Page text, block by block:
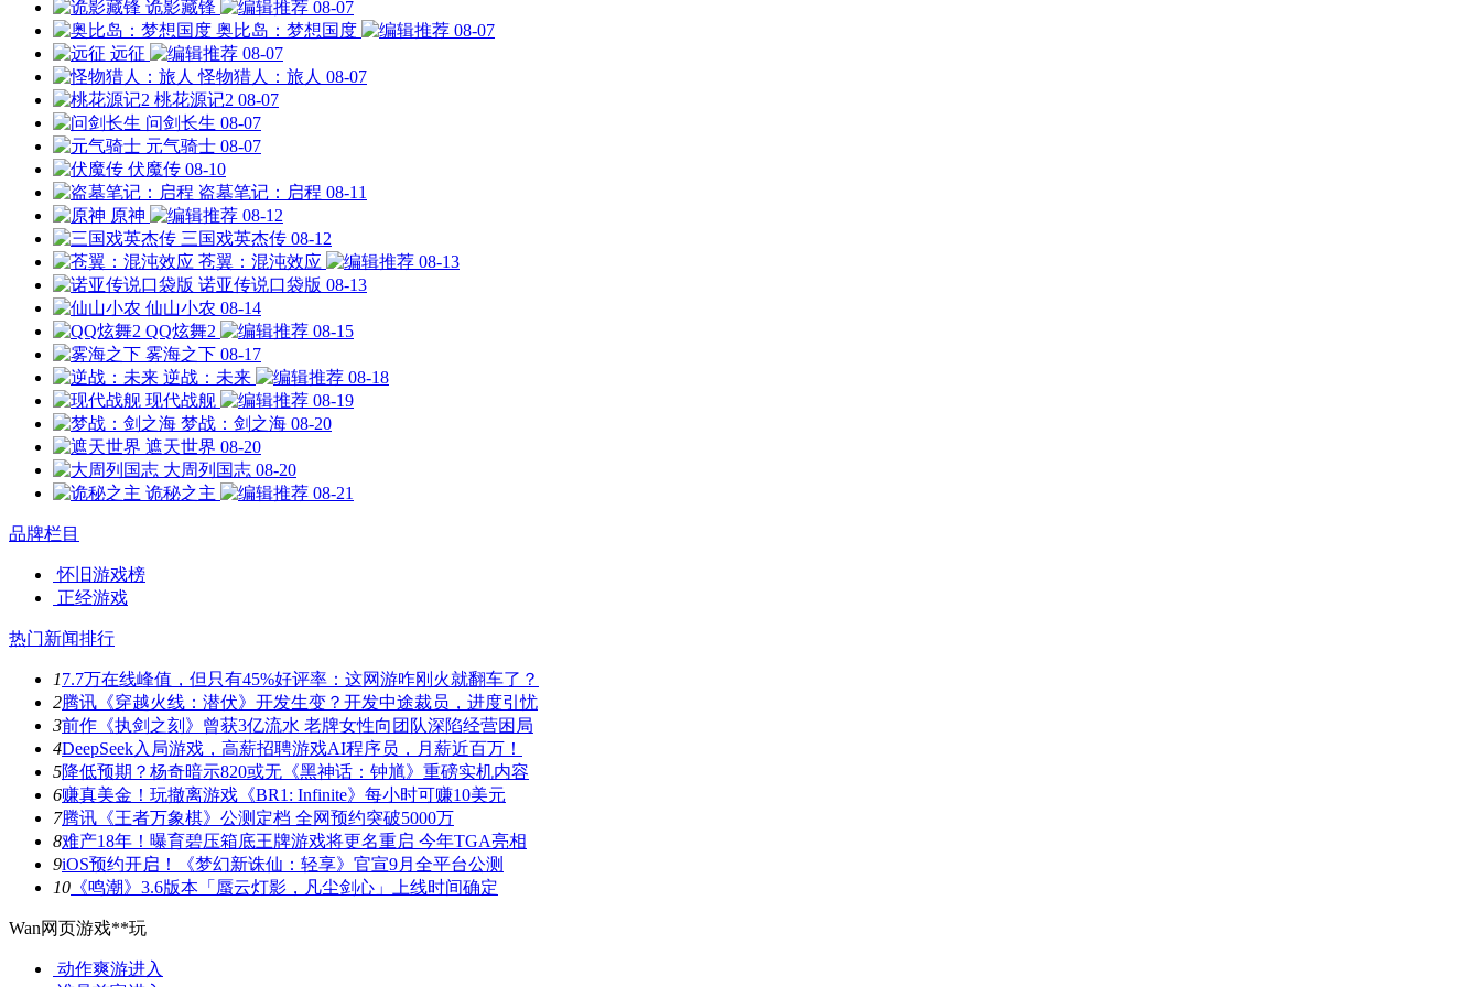
诡影藏锋
08-07
奥比岛：梦想国度
08-07
远征
08-07
怪物猎人：旅人 08-07
桃花源记2 08-07
问剑长生 08-07
元气骑士 08-07
伏魔传 08-10
盗墓笔记：启程 08-11
原神
08-12
三国戏英杰传 08-12
苍翼：混沌效应
08-13
诺亚传说口袋版 08-13
仙山小农 08-14
QQ炫舞2
08-15
雾海之下 08-17
逆战：未来
08-18
现代战舰
08-19
梦战：剑之海 08-20
遮天世界 08-20
大周列国志 08-20
诡秘之主
08-21
品牌栏目
怀旧游戏榜
正经游戏
热门新闻排行
17.7万在线峰值，但只有45%好评率：这网游咋刚火就翻车了？
2腾讯《穿越火线：潜伏》开发生变？开发中途裁员，进度引忧
3前作《执剑之刻》曾获3亿流水 老牌女性向团队深陷经营困局
4DeepSeek入局游戏，高薪招聘游戏AI程序员，月薪近百万！
5降低预期？杨奇暗示820或无《黑神话：钟馗》重磅实机内容
6赚真美金！玩撤离游戏《BR1: Infinite》每小时可赚10美元
7腾讯《王者万象棋》公测定档 全网预约突破5000万
8难产18年！曝育碧压箱底王牌游戏将更名重启 今年TGA亮相
9iOS预约开启！《梦幻新诛仙：轻享》官宣9月全平台公测
10 《鸣潮》3.6版本「蜃云灯影，凡尘剑心」上线时间确定
Wan网页游戏**玩
动作爽游进入